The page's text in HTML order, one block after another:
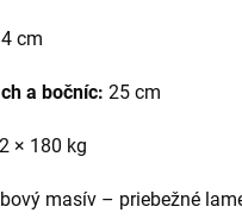
4 cm
a bočníc: 25 cm
× 180 kg
masív – priebežné